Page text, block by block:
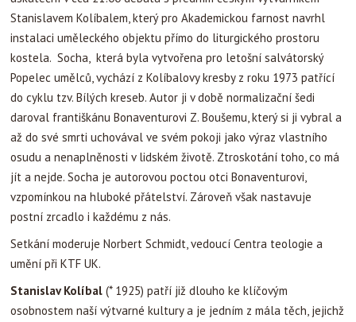
Stanislavem Kolíbalem, který pro Akademickou farnost navrhl
instalaci uměleckého objektu přímo do liturgického prostoru
kostela. Socha, která byla vytvořena pro letošní salvátorský
Popelec umělců, vychází z Kolíbalovy kresby z roku 1973 patřící
do cyklu tzv. Bílých kreseb. Autor ji v době normalizační šedi
daroval františkánu Bonaventurovi Z. Boušemu, který si ji vybral a
až do své smrti uchovával ve svém pokoji jako výraz vlastního
osudu a nenaplněnosti v lidském životě. Ztroskotání toho, co má
jít a nejde. Socha je autorovou poctou otci Bonaventurovi,
vzpomínkou na hluboké přátelství. Zároveň však nastavuje
postní zrcadlo i každému z nás.
Setkání moderuje Norbert Schmidt, vedoucí Centra teologie a
umění při KTF UK.
Stanislav Kolíbal (* 1925) patří již dlouho ke klíčovým
osobnostem naší výtvarné kultury a je jedním z mála těch, jejichž